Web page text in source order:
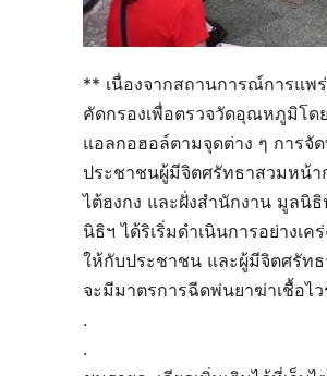
** เนื่องจากสถานการณ์การแพ
คัดกรองเพื่อตรวจวัดอุณหภูมิโด
แอลกอฮอล์ตามจุดต่าง ๆ การจั
ประชาชนผู้มีจิตศรัทธาสวมหน้า
ไต้ฮงกง และฝั่งสำนักงาน มูลนิ
นิธิฯ ได้ริเริ่มดำเนินการอย่างเ
ให้กับประชาชน และผู้มีจิตศรัท
จะมีมาตรการฉีดพ่นยาฆ่าเชื้อไ
.
.